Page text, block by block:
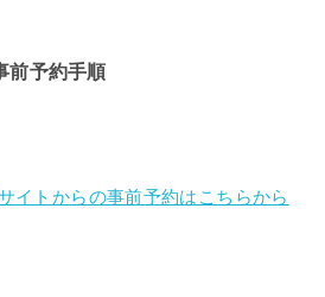
前予約手順
イトからの事前予約はこちらから